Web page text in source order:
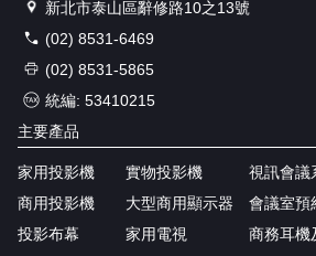
新北市泰山區辭修路10之13號
(02) 8531-6469
(02) 8531-5865
統編: 53410215
主要產品
家用投影機
商用投影機
投影布幕
實物投影機
大型商用顯示器
家用電視
視訊會議
會議室預
商務耳機